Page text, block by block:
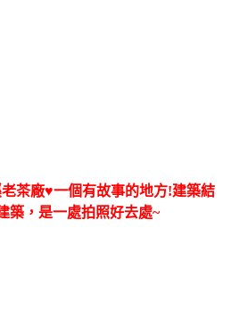
茶廠♥一個有故事的地方!建築結
築，是一處拍照好去處~